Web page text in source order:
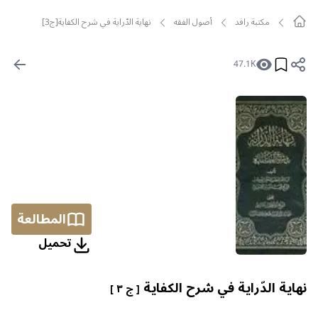
مکتبة رافد أصول الفقه نهاية الدّراية في شرح الكفاية[ج3]
47.1K
المطالعة
تحمیل
نهاية الدّراية في شرح الكفاية [ ج ٣ ]